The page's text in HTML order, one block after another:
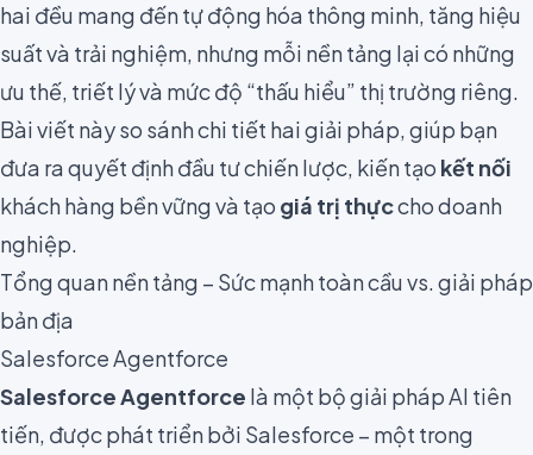
hai đều mang đến tự động hóa thông minh, tăng hiệu
suất và trải nghiệm, nhưng mỗi nền tảng lại có những
ưu thế, triết lý và mức độ “thấu hiểu” thị trường riêng.
Bài viết này so sánh chi tiết hai giải pháp, giúp bạn
đưa ra quyết định đầu tư chiến lược, kiến tạo kết nối
khách hàng bền vững và tạo giá trị thựccho doanh
nghiệp.
Tổng quan nền tảng – Sức mạnh toàn cầu vs. giải pháp
bản địa
Salesforce Agentforce
Salesforce Agentforce là một bộ giải pháp AI tiên
tiến, được phát triển bởi Salesforce – một trong